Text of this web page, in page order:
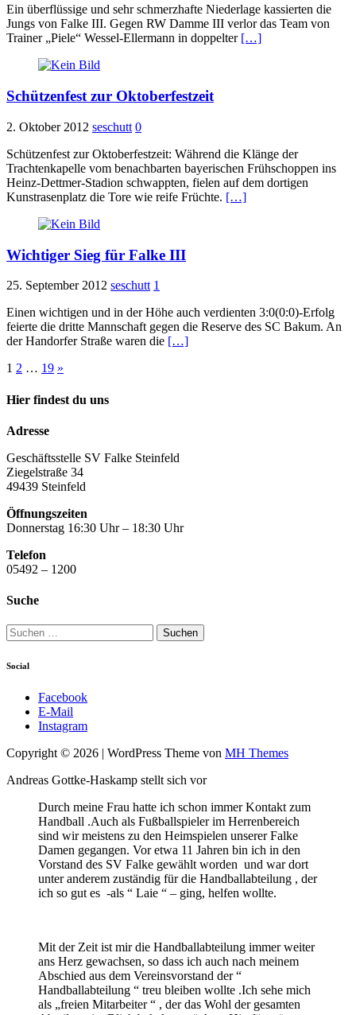
Ein überflüssige und sehr schmerzhafte Niederlage kassierten die
Jungs von Falke III. Gegen RW Damme III verlor das Team von
Trainer „Piele“ Wessel-Ellermann in doppelter […]
Schützenfest zur Oktoberfestzeit
2. Oktober 2012 seschutt 0
Schützenfest zur Oktoberfestzeit: Während die Klänge der
Trachtenkapelle vom benachbarten bayerischen Frühschoppen ins
Heinz-Dettmer-Stadion schwappten, fielen auf dem dortigen
Kunstrasenplatz die Tore wie reife Früchte. […]
Wichtiger Sieg für Falke III
25. September 2012 seschutt 1
Einen wichtigen und in der Höhe auch verdienten 3:0(0:0)-Erfolg
feierte die dritte Mannschaft gegen die Reserve des SC Bakum. An
der Handorfer Straße waren die […]
Seitennummerierung
der
1 2 … 19 »
Hier findest du uns
Adresse
Geschäftsstelle SV Falke Steinfeld
Ziegelstraße 34
49439 Steinfeld
Öffnungszeiten
Donnerstag 16:30 Uhr – 18:30 Uhr
Telefon
05492 – 1200
Suche
Suchen
nach:
Social
Facebook
E-Mail
Instagram
Copyright © 2026 | WordPress Theme von MH Themes
Andreas Gottke-Haskamp stellt sich vor
Durch meine Frau hatte ich schon immer Kontakt zum
Handball .Auch als Fußballspieler im Herrenbereich
sind wir meistens zu den Heimspielen unserer Falke
Damen gegangen. Vor etwa 11 Jahren bin ich in den
Vorstand des SV Falke gewählt worden und war dort
unter anderem zuständig für die Handballabteilung , der
ich so gut es -als “ Laie “ – ging, helfen wollte.
Mit der Zeit ist mir die Handballabteilung immer weiter
ans Herz gewachsen, so dass ich auch nach meinem
Abschied aus dem Vereinsvorstand der “
Handballabteilung “ treu bleiben wollte .Ich sehe mich
als „freien Mitarbeiter “ , der das Wohl der gesamten